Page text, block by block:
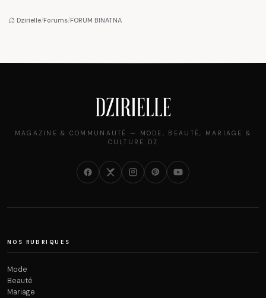
pièce mode de l'été
Dzirielle/Forums/FORUM BINATNA
MAGAZINE & COMMUNAUTÉ — MODE, BEAUTÉ, MARIAGE &
CULTURE DZ
NOS RUBRIQUES
Mode
Beauté
Mariage